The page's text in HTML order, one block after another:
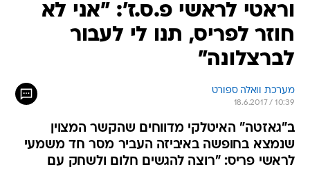
וראטי לראשי פ.ס.ז': "אני לא
חוזר לפריס, תנו לי לעבור
לברצלונה"
מערכת וואלה ספורט
18.6.2017 / 10:39
ב"גאזטה" האיטלקי מדווחים שהקשר המצוין
שנמצא בחופשה באיביזה העביר מסר חד משמעי
לראשי פריס: "רוצה להגשים חלום ולשחק עם